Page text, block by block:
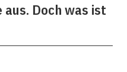
Doch was ist